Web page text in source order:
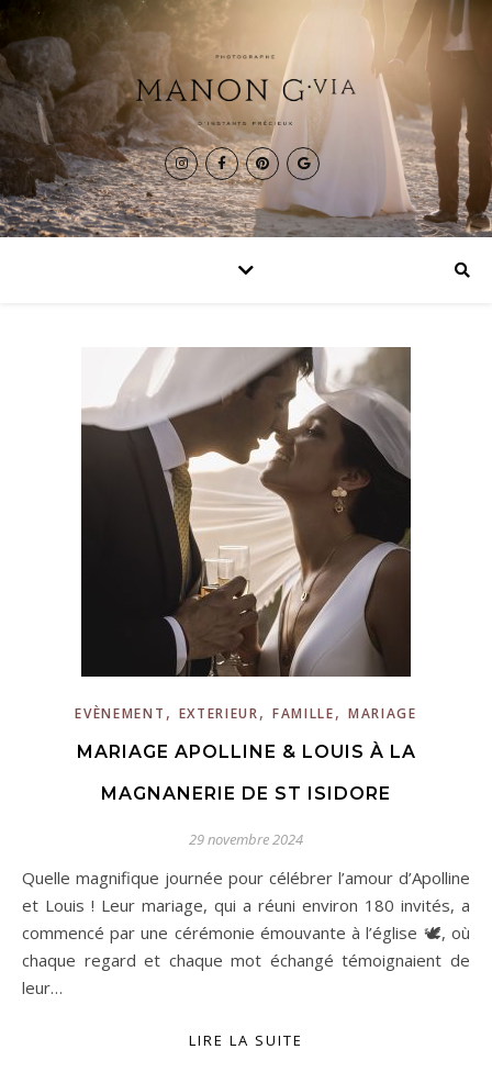
EVÈNEMENT , EXTERIEUR, FAMILLE, MARIAGE
MARIAGE APOLLINE & LOUIS À LA
MAGNANERIE DE ST ISIDORE
29 novembre 2024
Quelle magnifique journée pour célébrer l’amour d’Apolline
et Louis ! Leur mariage, qui a réuni environ 180 invités, a
commencé par une cérémonie émouvante à l’église 🕊️, où
chaque regard et chaque mot échangé témoignaient de
leur…
LIRE LA SUITE